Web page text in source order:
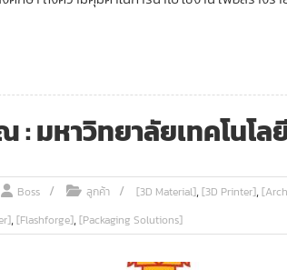
: มหาวิทยาลัยเทคโนโ
Boss ลูกค้า [3D Material],[3D Printer],
,[Flashforge],[Packaging Solutions]